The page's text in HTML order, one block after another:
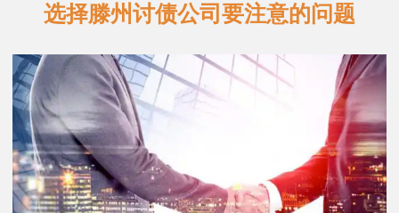
选择滕州讨债公司要注意的问题